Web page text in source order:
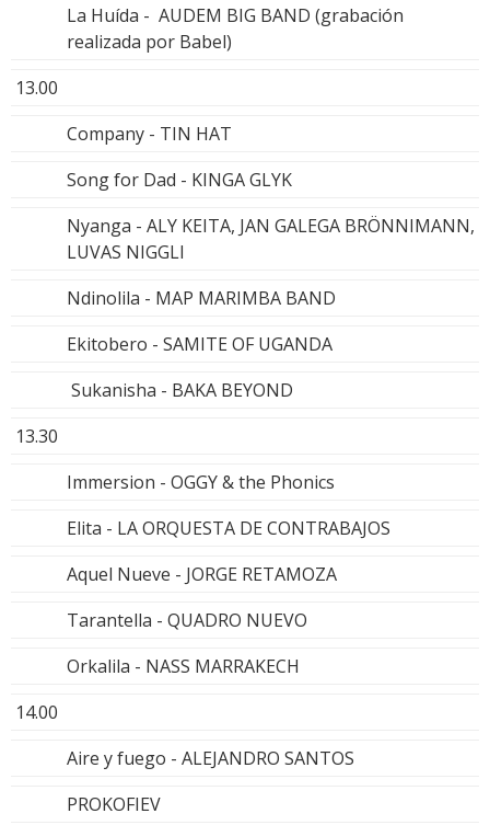
La Huída - AUDEM BIG BAND (grabación
realizada por Babel)
13.00
Company - TIN HAT
Song for Dad - KINGA GLYK
Nyanga - ALY KEITA, JAN GALEGA BRÖNNIMANN,
LUVAS NIGGLI
Ndinolila - MAP MARIMBA BAND
Ekitobero - SAMITE OF UGANDA
Sukanisha - BAKA BEYOND
13.30
Immersion - OGGY & the Phonics
Elita - LA ORQUESTA DE CONTRABAJOS
Aquel Nueve - JORGE RETAMOZA
Tarantella - QUADRO NUEVO
Orkalila - NASS MARRAKECH
14.00
Aire y fuego - ALEJANDRO SANTOS
PROKOFIEV